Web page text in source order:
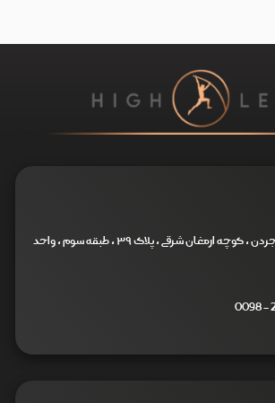
تهران ، خیابان جردن ، کوچه ارمغان شرقی ، پلاک ۳۹ ، طبقه سوم ، واحد